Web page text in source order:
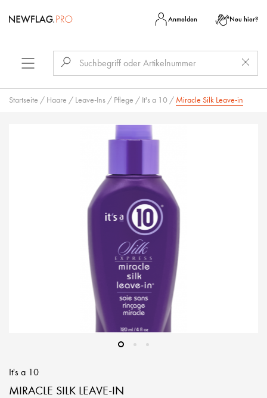
Anmelden Neu hier?
Startseite / Haare / Leave-Ins / Pflege / It's a 10 / Miracle Silk Leave-in
It's a 10
MIRACLE SILK LEAVE-IN